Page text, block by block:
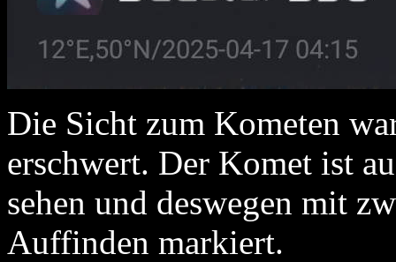
Die Sicht zum Kometen
erschwert. Der Komet ist
sehen und deswegen mit
Auffinden markiert.